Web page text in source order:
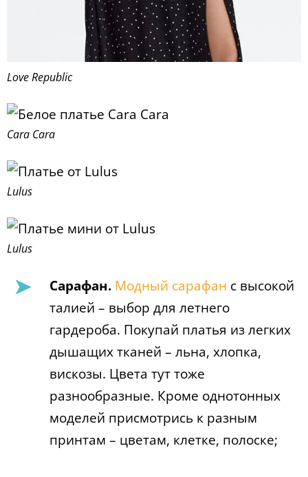
Love Republic
Cara Cara
Lulus
Lulus
Сарафан. Модный сарафан с высокой
талией – выбор для летнего
гардероба. Покупай платья из легких
дышащих тканей – льна, хлопка,
вискозы. Цвета тут тоже
разнообразные. Кроме однотонных
моделей присмотрись к разным
принтам – цветам, клетке, полоске;